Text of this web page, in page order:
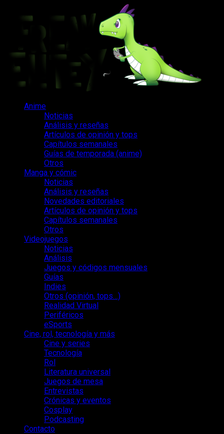
contenido
Anime
Noticias
Análisis y reseñas
Artículos de opinión y tops
Capítulos semanales
Guías de temporada (anime)
Otros
Manga y cómic
Noticias
Análisis y reseñas
Novedades editoriales
Artículos de opinión y tops
Capítulos semanales
Otros
Videojuegos
Noticias
Análisis
Juegos y códigos mensuales
Guías
Indies
Otros (opinión, tops…)
Realidad Virtual
Periféricos
eSports
Cine, rol, tecnología y más
Cine y series
Tecnología
Rol
Literatura universal
Juegos de mesa
Entrevistas
Crónicas y eventos
Cosplay
Podcasting
Contacto